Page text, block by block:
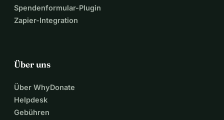
Dadurch steigern wir nicht
Selbstvertrauen, sondern
fördern auch die Inklusion
und das Bewusstsein für
Spendenformular-Plugin
Zapier-Integration
Über uns
Über WhyDonate
Helpdesk
Gebühren